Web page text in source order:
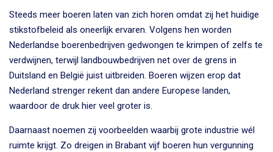
Steeds meer boeren laten van zich horen omdat zij het huidige
stikstofbeleid als oneerlijk ervaren. Volgens hen worden
Nederlandse boerenbedrijven gedwongen te krimpen of zelfs te
verdwijnen, terwijl landbouwbedrijven net over de grens in
Duitsland en België juist uitbreiden. Boeren wijzen erop dat
Nederland strenger rekent dan andere Europese landen,
waardoor de druk hier veel groter is.
Daarnaast noemen zij voorbeelden waarbij grote industrie wél
ruimte krijgt. Zo dreigen in Brabant vijf boeren hun vergunning